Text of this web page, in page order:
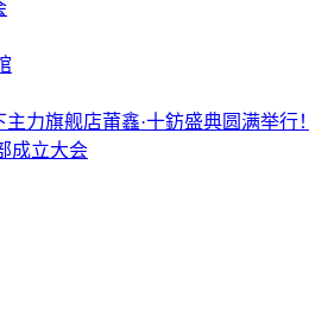
力旗舰店莆鑫·十鈁盛典圆满举行！
成立大会